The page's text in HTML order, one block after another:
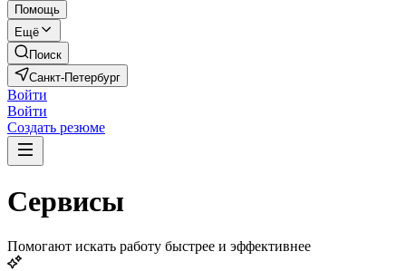
Помощь
Ещё
Поиск
Санкт-Петербург
Войти
Войти
Создать резюме
Сервисы
Помогают искать работу быстрее и эффективнее